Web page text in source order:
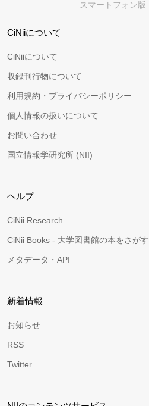
スマートフォン版
CiNiiについて
CiNiiについて
収録刊行物について
利用規約・プライバシーポリシー
個人情報の扱いについて
お問い合わせ
国立情報学研究所 (NII)
ヘルプ
CiNii Research
CiNii Books - 大学図書館の本をさがす
メタデータ・API
新着情報
お知らせ
RSS
Twitter